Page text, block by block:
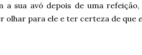
sua avó depois de uma
olhar para ele e ter certeza de que